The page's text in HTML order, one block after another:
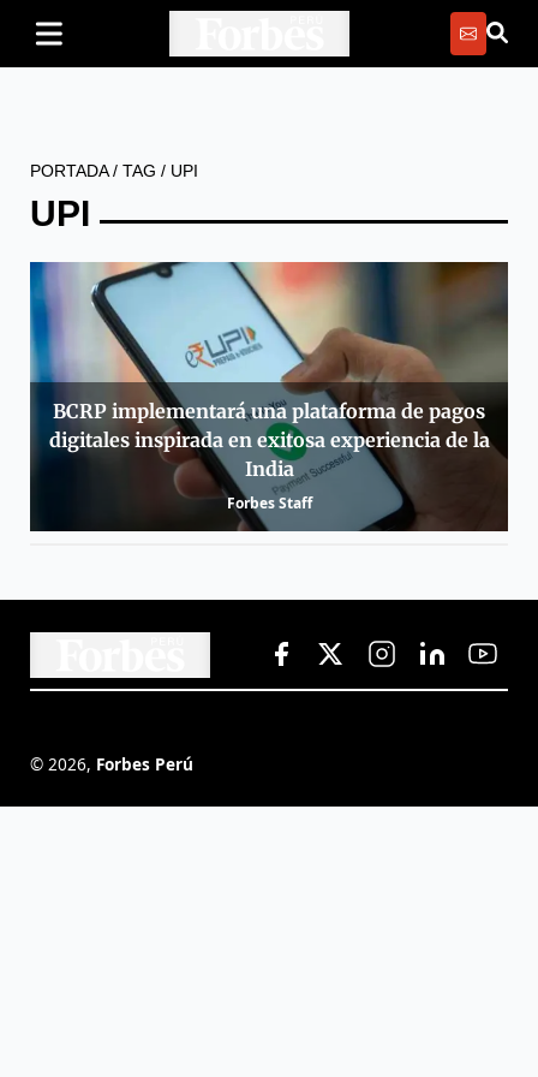
PORTADA/ TAG / UPI
UPI
BCRP implementará una plataforma de pagos
digitales inspirada en exitosa experiencia de la
India
Forbes Staff
© 2026, Forbes Perú